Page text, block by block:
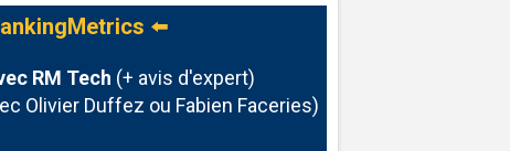
⬅️
RM Tech (+ avis d'expert)
Olivier Duffez ou Fabien Faceries)